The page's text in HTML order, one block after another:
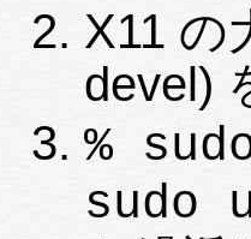
X11 の
devel)
%